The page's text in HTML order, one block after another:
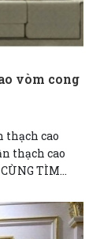
vòm cong
thạch cao
thạch cao
TÌM